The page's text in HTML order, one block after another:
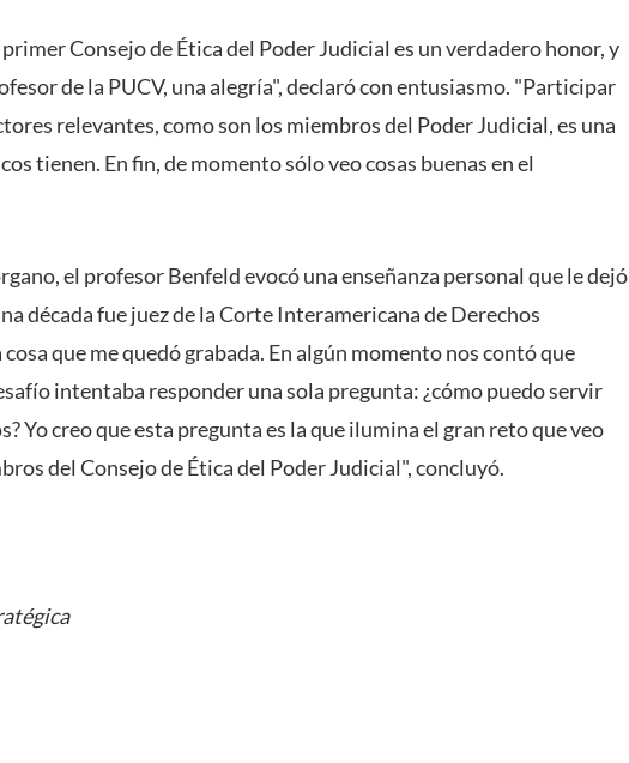
Consejo de Ética del Poder Judicial es un verdadero honor, y
de la PUCV, una alegría", declaró con entusiasmo. "Participar
relevantes, como son los miembros del Poder Judicial, es una
tienen. En fin, de momento sólo veo cosas buenas en el
el profesor Benfeld evocó una enseñanza personal que le dejó
década fue juez de la Corte Interamericana de Derechos
que me quedó grabada. En algún momento nos contó que
intentaba responder una sola pregunta: ¿cómo puedo servir
Yo creo que esta pregunta es la que ilumina el gran reto que veo
del Consejo de Ética del Poder Judicial", concluyó.